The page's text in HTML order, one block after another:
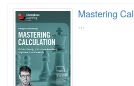
Mastering
…